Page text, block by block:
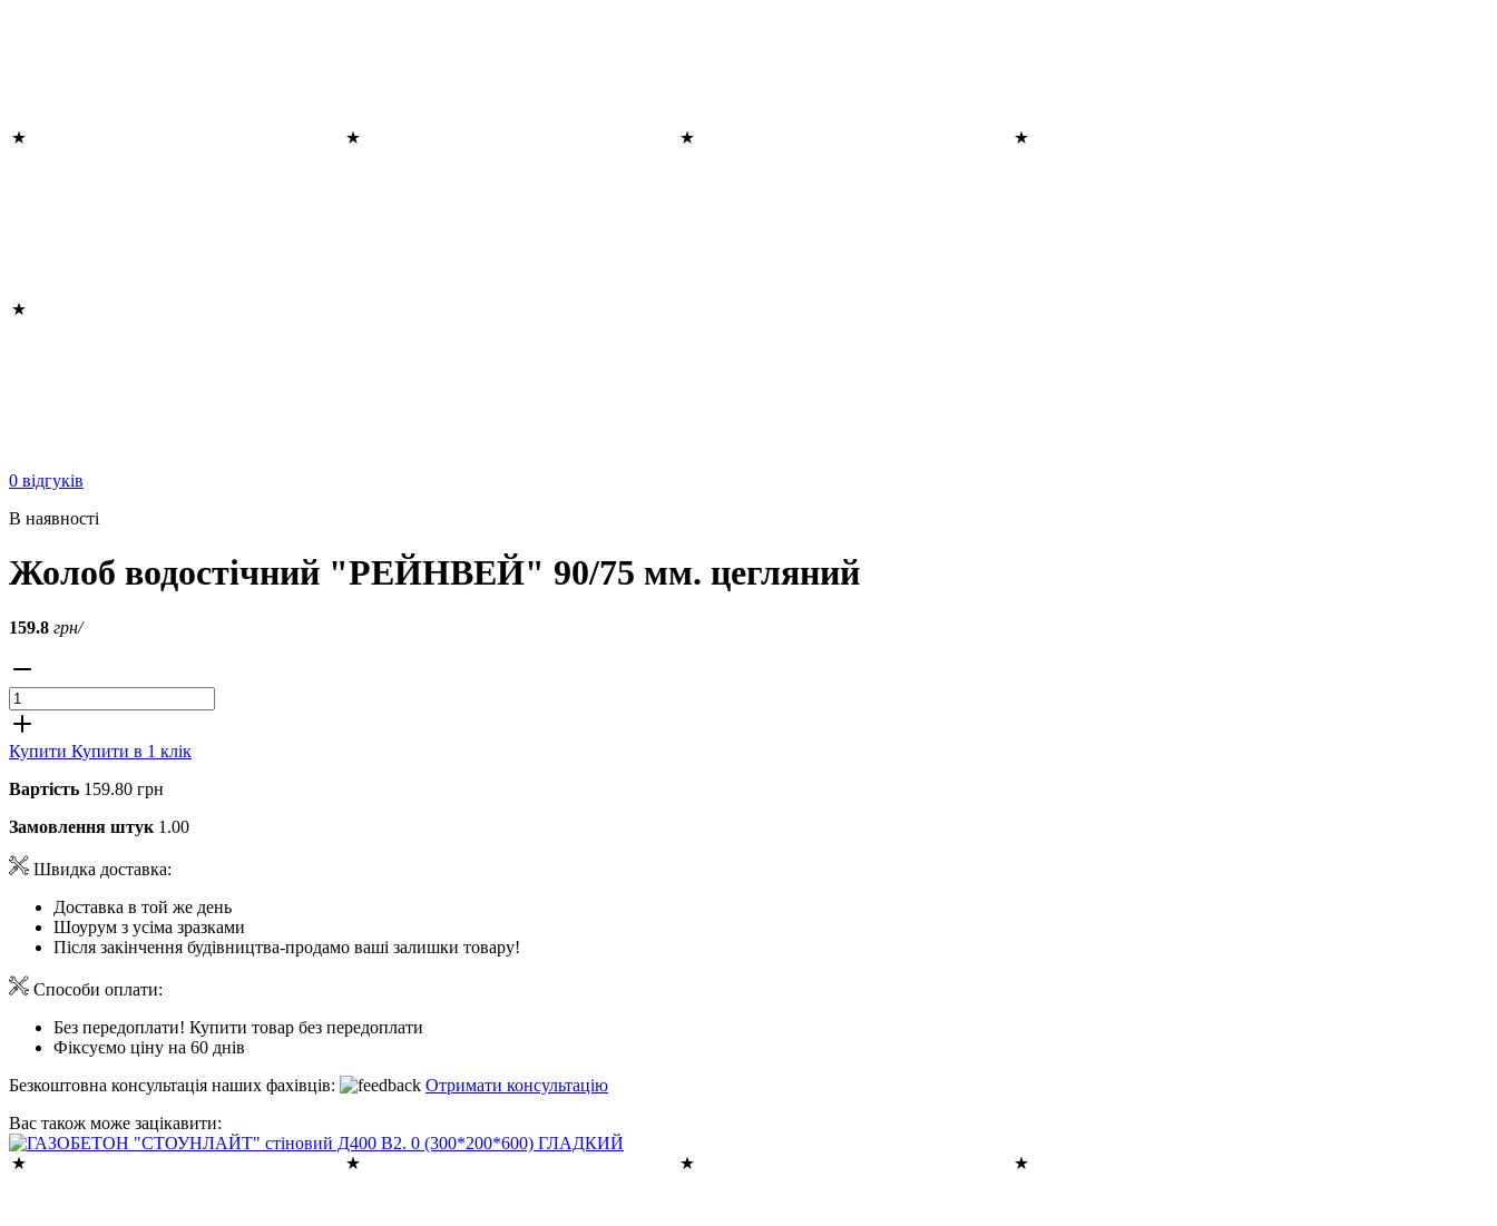
0 відгуків
В наявності
Жолоб водостічний "РЕЙНВЕЙ" 90/75 мм. цегляний
159.8 грн/
Купити Купити в 1 клік
Вартість 159.80 грн
Замовлення штук 1.00
Швидка доставка:
Доставка в той же день
Шоурум з усіма зразками
Після закінчення будівництва-продамо ваші залишки товару!
Способи оплати:
Без передоплати! Купити товар без передоплати
Фіксуємо ціну на 60 днів
Безкоштовна консультація наших фахівців:
Отримати консультацію
Вас також може зацікавити: